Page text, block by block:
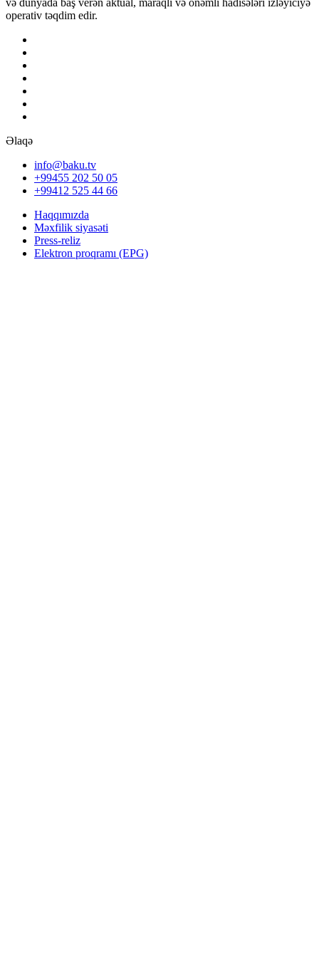
operativ təqdim edir.
Əlaqə
info@baku.tv
+99455 202 50 05
+99412 525 44 66
Haqqımızda
Məxfilik siyasəti
Press-reliz
Elektron proqramı (EPG)